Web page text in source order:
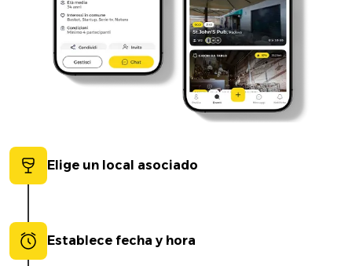
Elige un local asociado
Establece fecha y hora